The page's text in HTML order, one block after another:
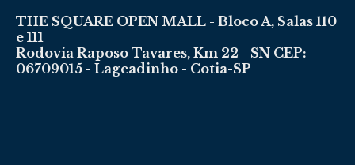
THE SQUARE OPEN MALL - Bloco A, Salas 110
e 111
Rodovia Raposo Tavares, Km 22 - SN CEP:
06709015 - Lageadinho - Cotia-SP